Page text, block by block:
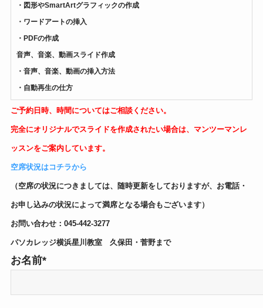
・図形やSmartArtグラフィックの作成
・ワードアートの挿入
・PDFの作成
音声、音楽、動画スライド作成
・音声、音楽、動画の挿入方法
・自動再生の仕方
ご予約日時、時間についてはご相談ください。
完全にオリジナルでスライドを作成されたい場合は、マンツーマンレ
ッスンをご案内しています。
空席状況はコチラから
（空席の状況につきましては、随時更新をしておりますが、お電話・
お申し込みの状況によって満席となる場合もございます）
お問い合わせ：045-442-3277
パソカレッジ横浜星川教室 久保田・菅野まで
お名前*